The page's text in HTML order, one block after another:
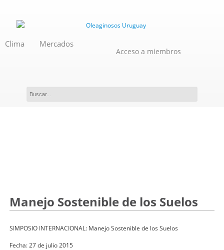
Clima Mercados
Acceso a miembros
Manejo Sostenible de los Suelos
SIMPOSIO INTERNACIONAL: Manejo Sostenible de los Suelos
Fecha: 27 de julio 2015